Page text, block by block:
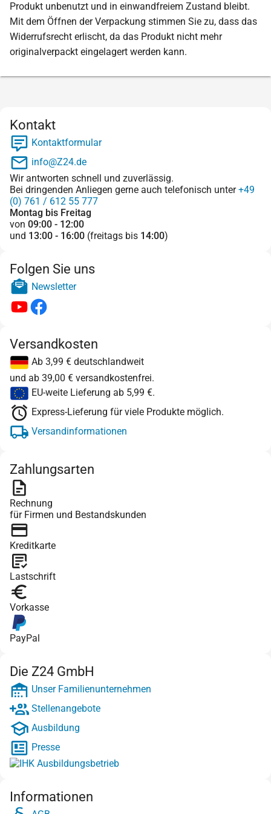
Produkt unbenutzt und in einwandfreiem Zustand bleibt.
Mit dem Öffnen der Verpackung stimmen Sie zu, dass das
Widerrufsrecht erlischt, da das Produkt nicht mehr
originalverpackt eingelagert werden kann.
Kontakt
Kontaktformular
info@Z24.de
Wir antworten schnell und zuverlässig.
Bei dringenden Anliegen gerne auch telefonisch unter+49
(0) 761 / 612 55 777
Montag bis Freitag
von 09:00 - 12:00
und 13:00 - 16:00 (freitags bis 14:00)
Folgen Sie uns
Newsletter
Versandkosten
Ab 3,99 € deutschlandweit
und ab 39,00 € versandkostenfrei.
EU-weite Lieferung ab 5,99 €.
Express-Lieferung für viele Produkte möglich.
Versandinformationen
Zahlungsarten
Rechnung
für Firmen und Bestandskunden
Kreditkarte
Lastschrift
Vorkasse
PayPal
Die Z24 GmbH
Unser Familienunternehmen
Stellenangebote
Ausbildung
Presse
Informationen